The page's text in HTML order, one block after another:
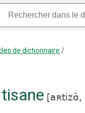
de dictionnaire /
[aʀtizɑ̃,